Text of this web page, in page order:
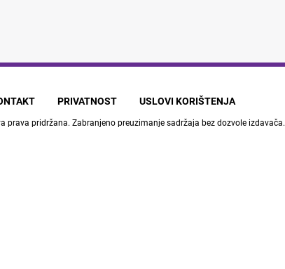
PRIVATNOST USLOVI KORIŠTENJA
prava pridržana. Zabranjeno preuzimanje sadržaja bez dozvole izdavača.